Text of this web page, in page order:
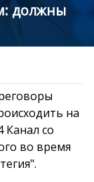
должны
на
Канал со
во время